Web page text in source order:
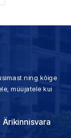
ning kõige
müüjatele kui
Ärikinnisvara